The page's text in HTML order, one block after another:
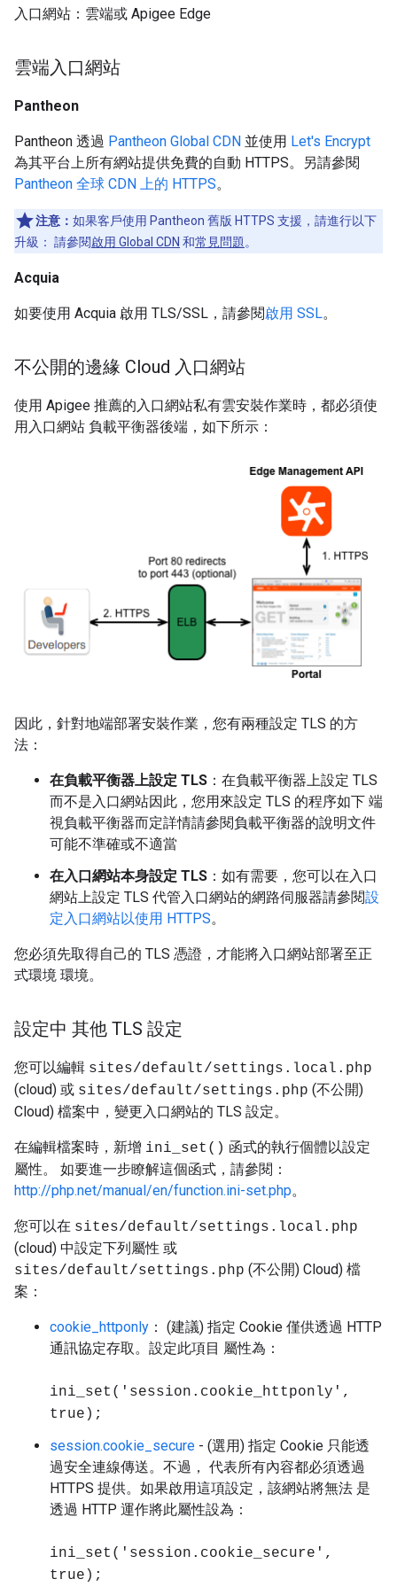
入口網站：雲端或 Apigee Edge
雲端入口網站
Pantheon
Pantheon 透過 Pantheon Global CDN 並使用 Let's Encrypt
為其平台上所有網站提供免費的自動 HTTPS。另請參閱
Pantheon 全球 CDN 上的 HTTPS。
注意： 如果客戶使用 Pantheon 舊版 HTTPS 支援，請進行以下
升級： 請參閱啟用 Global CDN 和常見問題 。
Acquia
如要使用 Acquia 啟用 TLS/SSL，請參閱啟用 SSL。
不公開的邊緣 Cloud 入口網站
使用 Apigee 推薦的入口網站私有雲安裝作業時，都必須使
用入口網站 負載平衡器後端，如下所示：
因此，針對地端部署安裝作業，您有兩種設定 TLS 的方
法：
在負載平衡器上設定 TLS ：在負載平衡器上設定 TLS
而不是入口網站因此，您用來設定 TLS 的程序如下 端
視負載平衡器而定詳情請參閱負載平衡器的說明文件
可能不準確或不適當
在入口網站本身設定 TLS ：如有需要，您可以在入口
網站上設定 TLS 代管入口網站的網路伺服器請參閱設
定入口網站以使用 HTTPS。
您必須先取得自己的 TLS 憑證，才能將入口網站部署至正
式環境 環境。
設定中 其他 TLS 設定
您可以編輯 sites/default/settings.local.php
(cloud) 或 sites/default/settings.php (不公開)
Cloud) 檔案中，變更入口網站的 TLS 設定。
在編輯檔案時，新增 ini_set() 函式的執行個體以設定
屬性。 如要進一步瞭解這個函式，請參閱：
http://php.net/manual/en/function.ini-set.php。
您可以在 sites/default/settings.local.php
(cloud) 中設定下列屬性 或
sites/default/settings.php (不公開) Cloud) 檔
案：
cookie_httponly ： (建議) 指定 Cookie 僅供透過 HTTP
通訊協定存取。設定此項目 屬性為：
ini_set('session.cookie_httponly',
true);
session.cookie_secure - (選用) 指定 Cookie 只能透
過安全連線傳送。不過， 代表所有內容都必須透過
HTTPS 提供。如果啟用這項設定，該網站將無法 是
透過 HTTP 運作將此屬性設為：
ini_set('session.cookie_secure',
true);